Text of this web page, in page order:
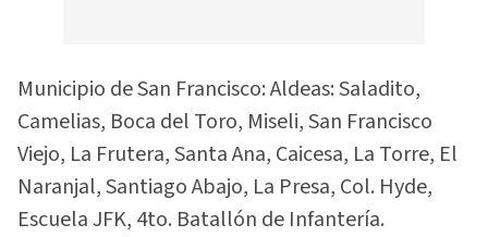
Municipio de San Francisco: Aldeas: Saladito,
Camelias, Boca del Toro, Miseli, San Francisco
Viejo, La Frutera, Santa Ana, Caicesa, La Torre, El
Naranjal, Santiago Abajo, La Presa, Col. Hyde,
Escuela JFK, 4to. Batallón de Infantería.